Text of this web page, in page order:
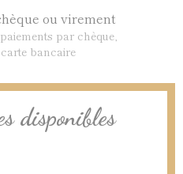
ou virement
par chèque,
bancaire
disponibles